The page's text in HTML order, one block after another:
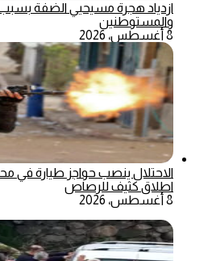
ازدياد هجرة مسيحيي الضفة بسبب
والمستوطنين
8 أغسطس، 2026
الاحتلال ينصب حواجز طيارة
اطلاق كثيف للرصاص
8 أغسطس، 2026